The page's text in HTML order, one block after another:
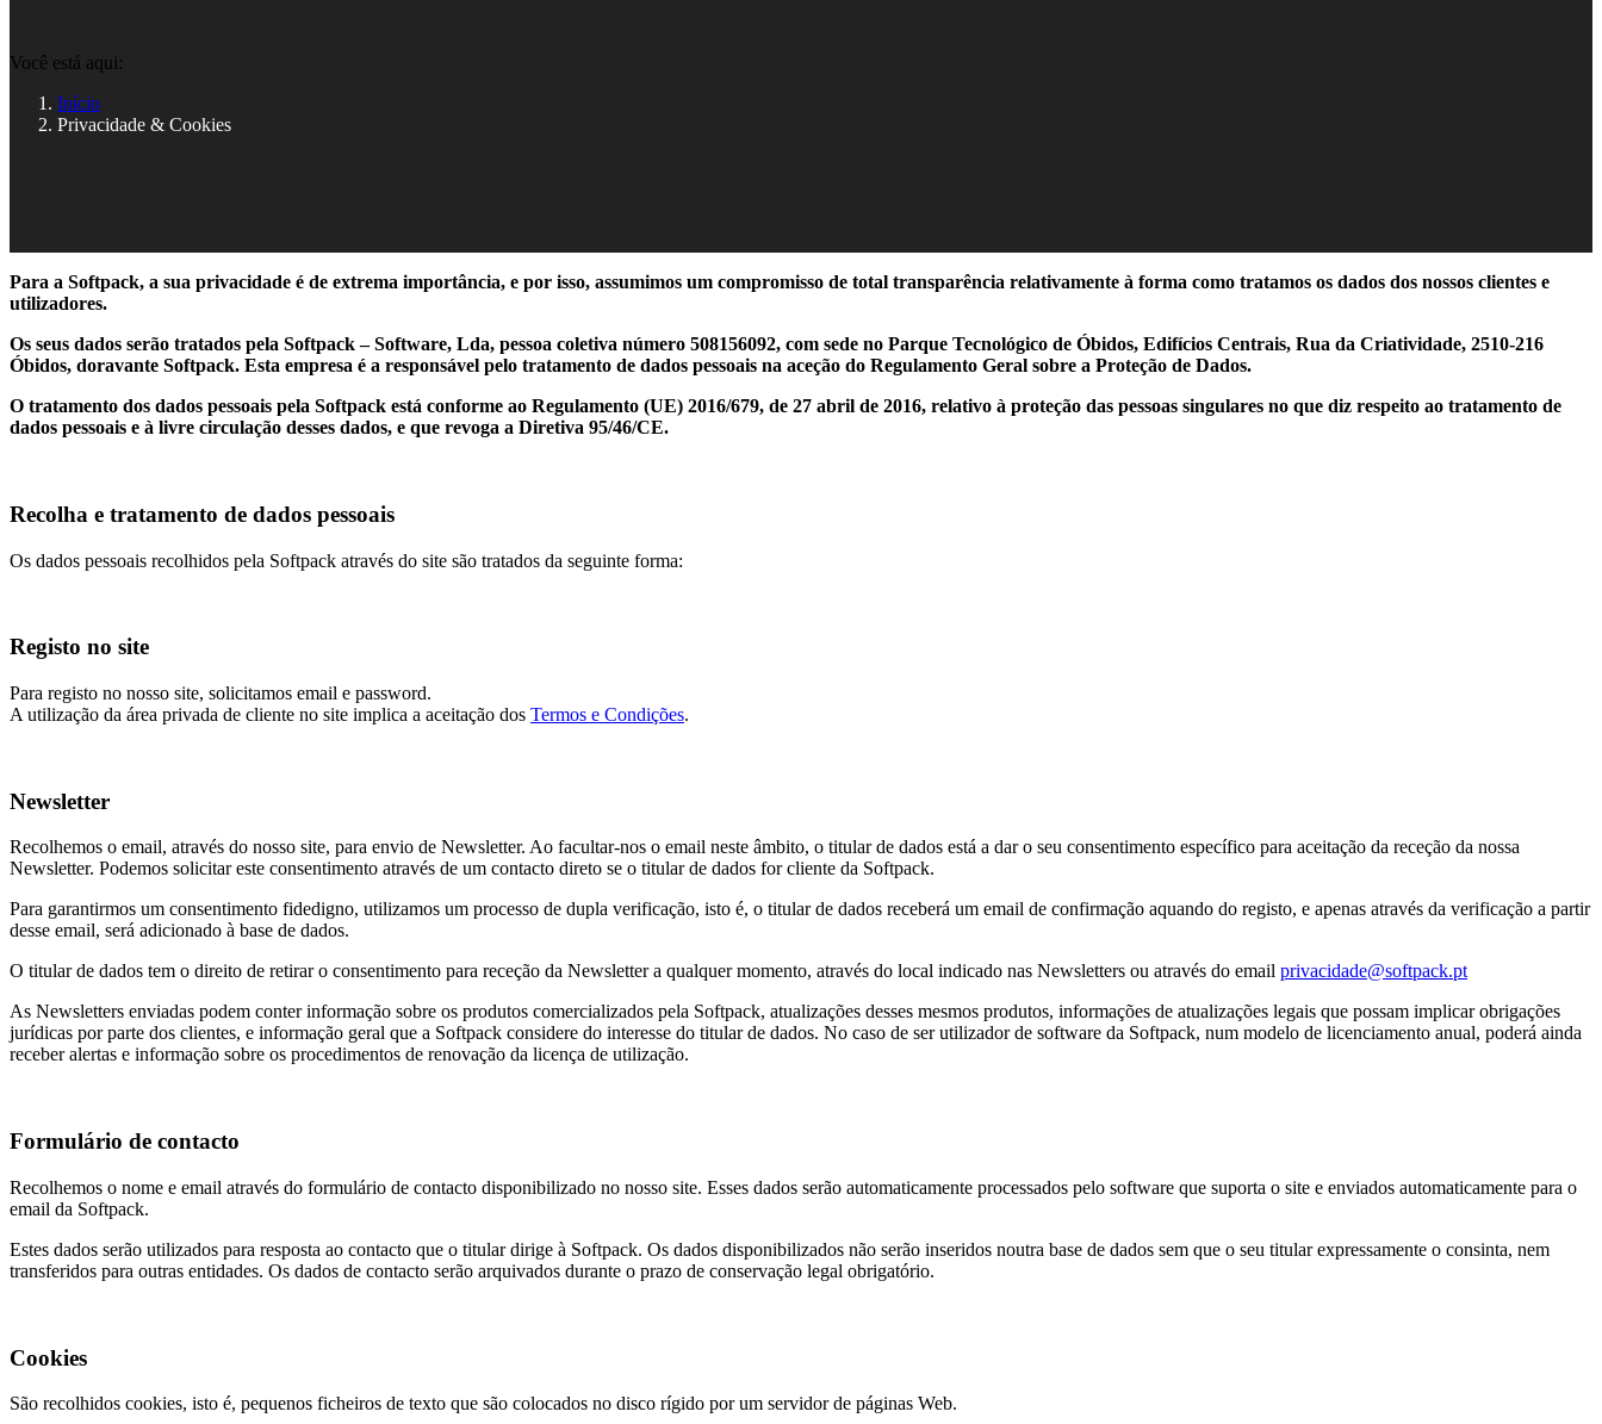
Você está aqui:
Início
Privacidade & Cookies
Para a Softpack, a sua privacidade é de extrema importância, e por isso, assumimos um compromisso de total transparência relativamente à forma como tratamos os dados dos nossos clientes e
utilizadores.
Os seus dados serão tratados pela Softpack – Software, Lda, pessoa coletiva número 508156092, com sede no Parque Tecnológico de Óbidos, Edifícios Centrais, Rua da Criatividade, 2510-216
Óbidos, doravante Softpack. Esta empresa é a responsável pelo tratamento de dados pessoais na aceção do Regulamento Geral sobre a Proteção de Dados.
O tratamento dos dados pessoais pela Softpack está conforme ao Regulamento (UE) 2016/679, de 27 abril de 2016, relativo à proteção das pessoas singulares no que diz respeito ao tratamento de
dados pessoais e à livre circulação desses dados, e que revoga a Diretiva 95/46/CE.
Recolha e tratamento de dados pessoais
Os dados pessoais recolhidos pela Softpack através do site são tratados da seguinte forma:
Registo no site
Para registo no nosso site, solicitamos email e password.
A utilização da área privada de cliente no site implica a aceitação dos Termos e Condições.
Newsletter
Recolhemos o email, através do nosso site, para envio de Newsletter. Ao facultar-nos o email neste âmbito, o titular de dados está a dar o seu consentimento específico para aceitação da receção da nossa
Newsletter. Podemos solicitar este consentimento através de um contacto direto se o titular de dados for cliente da Softpack.
Para garantirmos um consentimento fidedigno, utilizamos um processo de dupla verificação, isto é, o titular de dados receberá um email de confirmação aquando do registo, e apenas através da verificação a partir
desse email, será adicionado à base de dados.
O titular de dados tem o direito de retirar o consentimento para receção da Newsletter a qualquer momento, através do local indicado nas Newsletters ou através do email privacidade@softpack.pt
As Newsletters enviadas podem conter informação sobre os produtos comercializados pela Softpack, atualizações desses mesmos produtos, informações de atualizações legais que possam implicar obrigações
jurídicas por parte dos clientes, e informação geral que a Softpack considere do interesse do titular de dados. No caso de ser utilizador de software da Softpack, num modelo de licenciamento anual, poderá ainda
receber alertas e informação sobre os procedimentos de renovação da licença de utilização.
Formulário de contacto
Recolhemos o nome e email através do formulário de contacto disponibilizado no nosso site. Esses dados serão automaticamente processados pelo software que suporta o site e enviados automaticamente para o
email da Softpack.
Estes dados serão utilizados para resposta ao contacto que o titular dirige à Softpack. Os dados disponibilizados não serão inseridos noutra base de dados sem que o seu titular expressamente o consinta, nem
transferidos para outras entidades. Os dados de contacto serão arquivados durante o prazo de conservação legal obrigatório.
Cookies
São recolhidos cookies, isto é, pequenos ficheiros de texto que são colocados no disco rígido por um servidor de páginas Web.